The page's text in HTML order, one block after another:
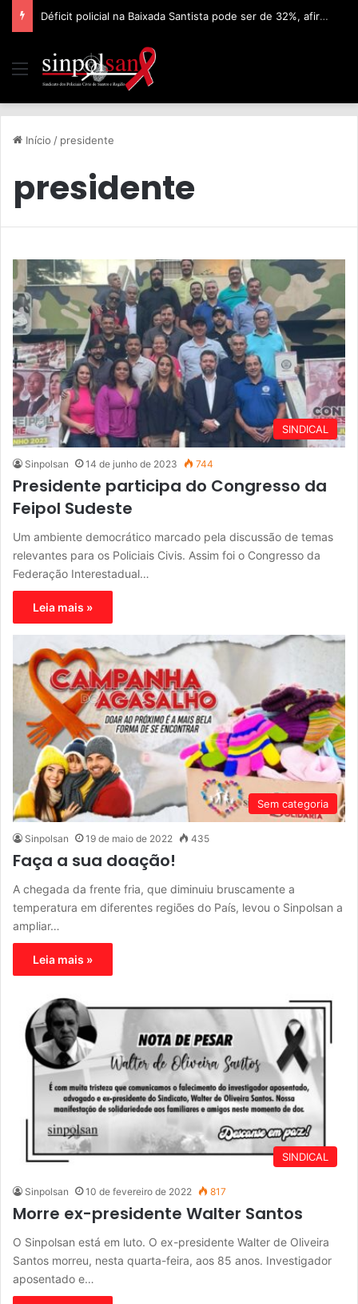
Déficit policial na Baixada Santista pode ser de 32%, afirma Sinpolsan
Início / presidente
presidente
SINDICAL
Sinpolsan 14 de junho de 2023 744
Presidente participa do Congresso da
Feipol Sudeste
Um ambiente democrático marcado pela discussão de temas
relevantes para os Policiais Civis. Assim foi o Congresso da
Federação Interestadual…
Leia mais »
Sem categoria
Sinpolsan 19 de maio de 2022 435
Faça a sua doação!
A chegada da frente fria, que diminuiu bruscamente a
temperatura em diferentes regiões do País, levou o Sinpolsan a
ampliar…
Leia mais »
SINDICAL
Sinpolsan 10 de fevereiro de 2022 817
Morre ex-presidente Walter Santos
O Sinpolsan está em luto. O ex-presidente Walter de Oliveira
Santos morreu, nesta quarta-feira, aos 85 anos. Investigador
aposentado e…